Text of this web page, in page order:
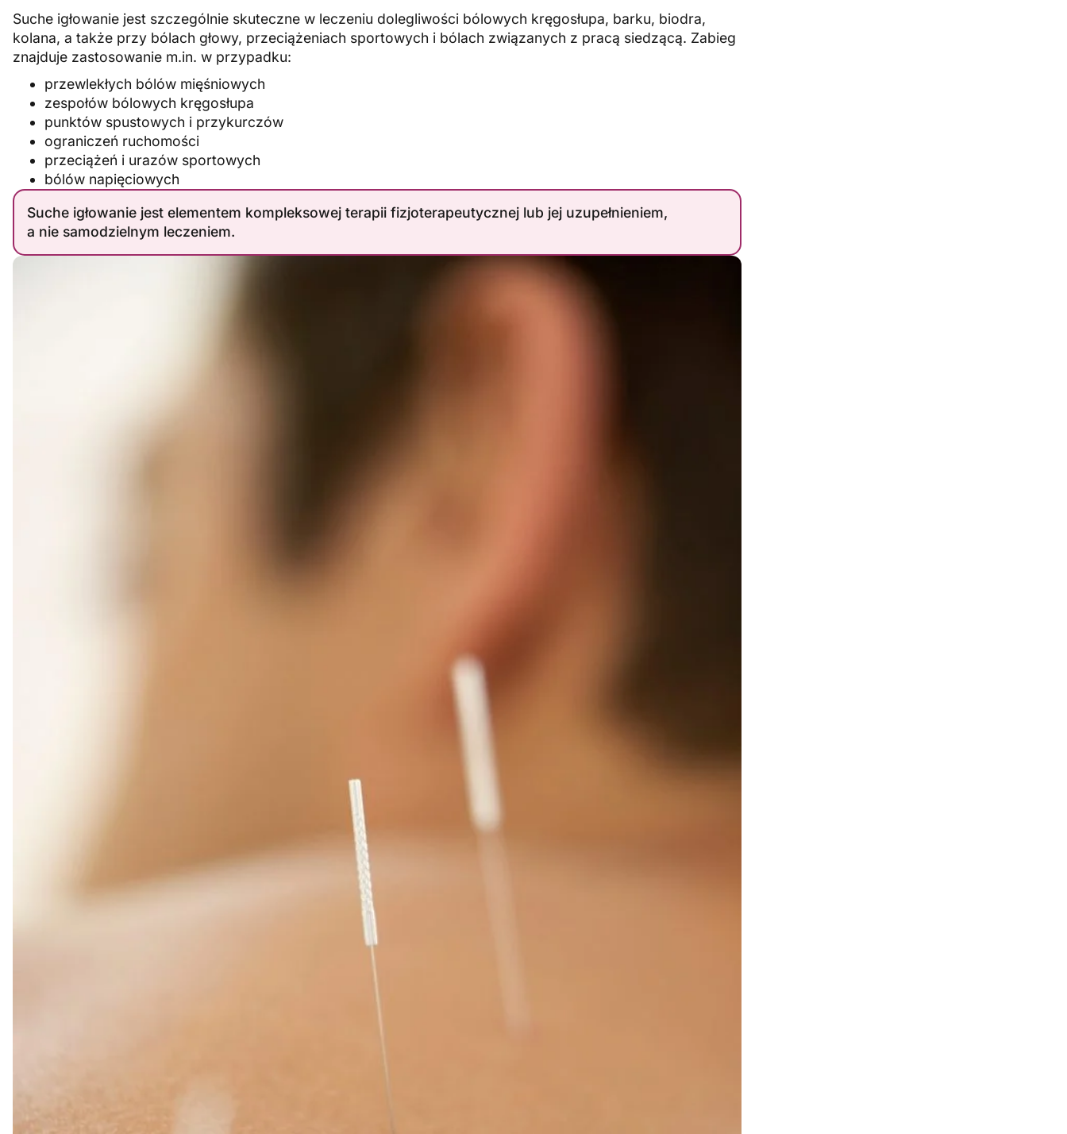
Suche igłowanie jest szczególnie skuteczne w leczeniu dolegliwości bólowych kręgosłupa, barku, biodra,
kolana, a także przy bólach głowy, przeciążeniach sportowych i bólach związanych z pracą siedzącą. Zabieg
znajduje zastosowanie m.in. w przypadku:
przewlekłych bólów mięśniowych
zespołów bólowych kręgosłupa
punktów spustowych i przykurczów
ograniczeń ruchomości
przeciążeń i urazów sportowych
bólów napięciowych
Suche igłowanie jest elementem kompleksowej terapii fizjoterapeutycznej lub jej uzupełnieniem,
a nie samodzielnym leczeniem.